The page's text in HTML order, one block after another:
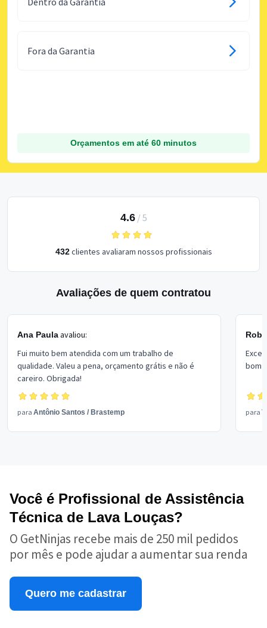
Fora da Garantia
Orçamentos em até 60 minutos
4.6/ 5
432clientes avaliaram nossos profissionais
Avaliações de quem contratou
Ana Paulaavaliou:
Fui muito bem atendida com um trabalho de
qualidade. Valeu a pena, orçamento grátis e não é
careiro. Obrigada!
para Antônio Santos / Brastemp
bom
para
Você é Profissional de Assistência
Técnica de Lava Louças?
O GetNinjas recebe mais de 250 mil pedidos
por mês e pode ajudar a aumentar sua renda
Quero me cadastrar